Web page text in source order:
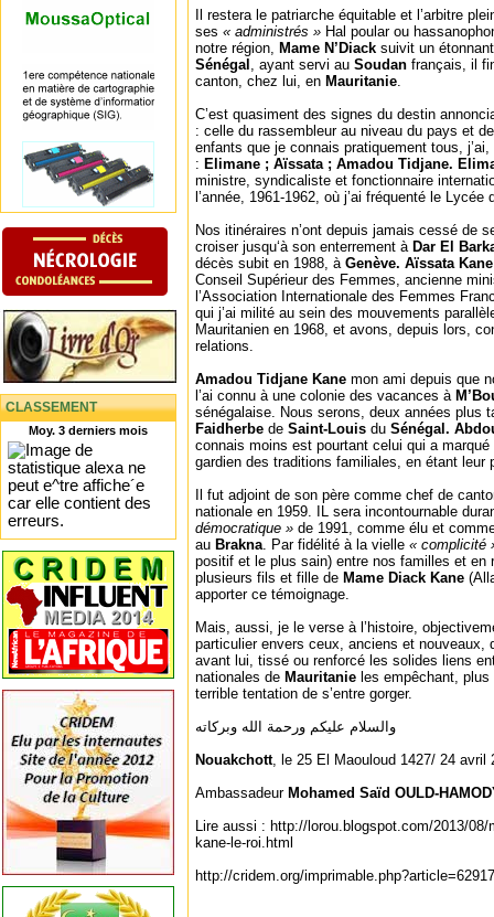
CLASSEMENT
Moy. 3 derniers mois
Il restera le patriarche équitable et l’arbitre
ses « administrés » Hal poular ou
notre région, Mame N’Diack suivit un
Sénégal , ayant servi au Soudan français, il
canton, chez lui, en Mauritanie.
C’est quasiment des signes du destin
: celle du rassembleur au niveau du pays et
enfants que je connais pratiquement tous,
: Elimane ; Aïssata ; Amadou Tidjane.
ministre, syndicaliste et fonctionnaire
l’année, 1961-1962, où j’ai fréquenté le Lycée
Nos itinéraires n’ont depuis jamais cessé de
croiser jusqu‘à son enterrement à Dar El
décès subit en 1988, à Genève. Aïssata Kane
Conseil Supérieur des Femmes, ancienne
l’Association Internationale des Femmes
qui j’ai milité au sein des mouvements
Mauritanien en 1968, et avons, depuis lors,
relations.
Amadou Tidjane Kane mon ami depuis que
l’ai connu à une colonie des vacances à
sénégalaise. Nous serons, deux années plus
Faidherbe de Saint-Louis du Sénégal.
connais moins est pourtant celui qui a
gardien des traditions familiales, en étant leur
Il fut adjoint de son père comme chef de
nationale en 1959. IL sera incontournable
démocratique » de 1991, comme élu et
au Brakna. Par fidélité à la vielle « complicité
positif et le plus sain) entre nos familles et en
plusieurs fils et fille de Mame Diack Kane
apporter ce témoignage.
Mais, aussi, je le verse à l’histoire,
particulier envers ceux, anciens et nouveaux,
avant lui, tissé ou renforcé les solides liens
nationales de Mauritanie les empêchant,
terrible tentation de s’entre gorger.
والسلام عليكم ورحمة الله وبركاته
Nouakchott, le 25 El Maouloud 1427/ 24 avril
Ambassadeur Mohamed Saïd OULD-
Lire aussi : http://lorou.blogspot.com/2013/08/
kane-le-roi.html
http://cridem.org/